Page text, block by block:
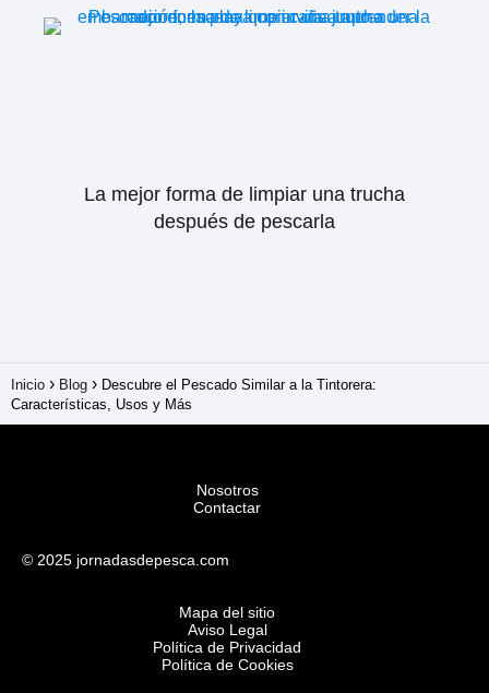
La mejor forma de limpiar una trucha
después de pescarla
Inicio Blog
Descubre el Pescado Similar a la Tintorera:
Características, Usos y Más
Nosotros
Contactar
© 2025 jornadasdepesca.com
Mapa del sitio
Aviso Legal
Política de Privacidad
Política de Cookies